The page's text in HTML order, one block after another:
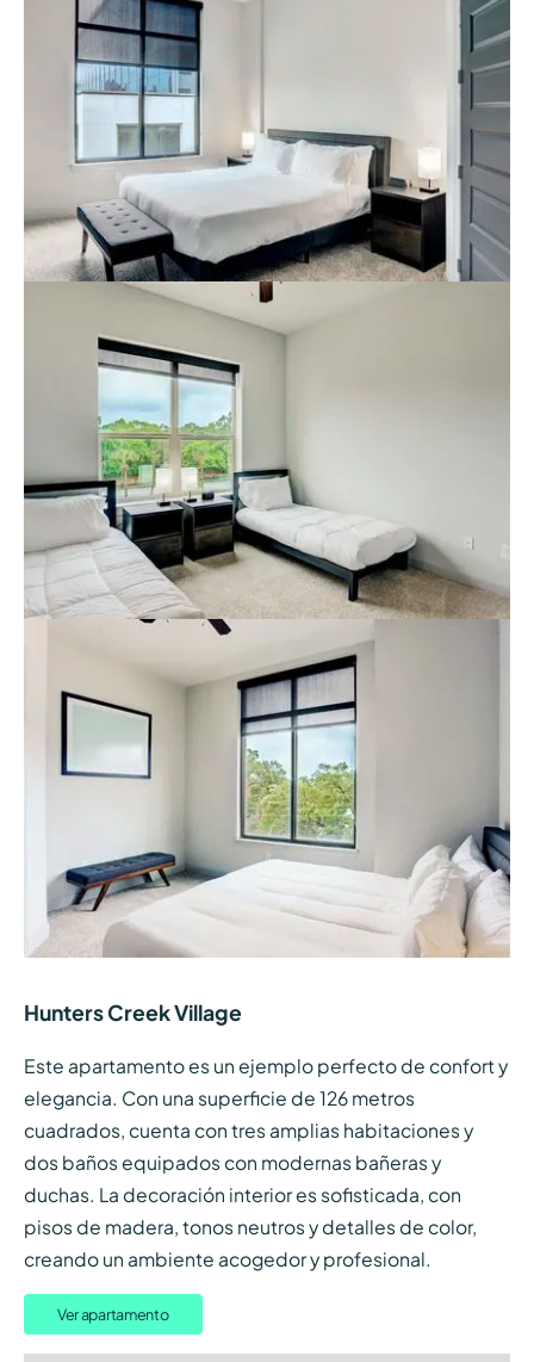
Hunters Creek Village
Este apartamento es un ejemplo perfecto de confort y
elegancia. Con una superficie de 126 metros
cuadrados, cuenta con tres amplias habitaciones y
dos baños equipados con modernas bañeras y
duchas. La decoración interior es sofisticada, con
pisos de madera, tonos neutros y detalles de color,
creando un ambiente acogedor y profesional.
Ver apartamento